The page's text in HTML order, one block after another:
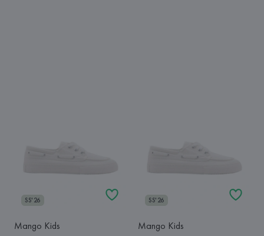
SS'26
Mango Kids
SS'26
Mango Kids